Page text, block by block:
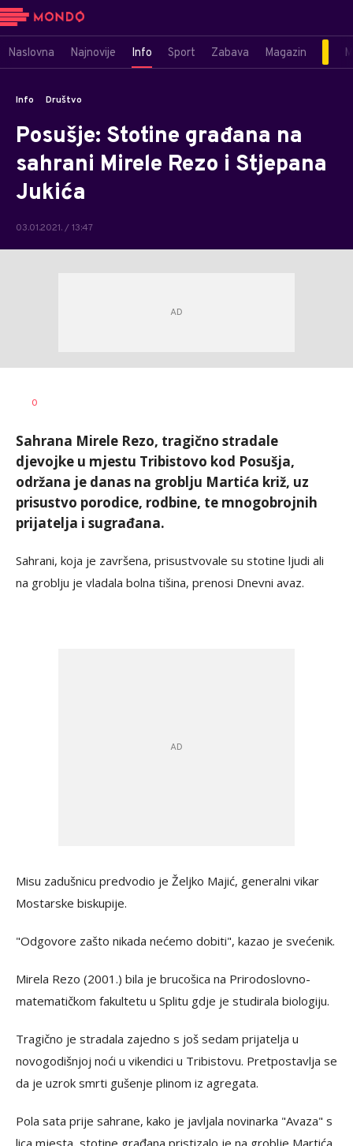
Naslovna Najnovije Info Sport Zabava Magazin
Info Društvo
Posušje: Stotine građana na
sahrani Mirele Rezo i Stjepana
Jukića
03.01.2021. / 13:47
AUTOR
0
Sahrana Mirele Rezo, tragično stradale
djevojke u mjestu Tribistovo kod Posušja,
održana je danas na groblju Martića križ, uz
prisustvo porodice, rodbine, te mnogobrojnih
prijatelja i sugrađana.
Sahrani, koja je završena, prisustvovale su stotine ljudi ali
na groblju je vladala bolna tišina, prenosi Dnevni avaz.
Misu zadušnicu predvodio je Željko Majić, generalni vikar
Mostarske biskupije.
"Odgovore zašto nikada nećemo dobiti", kazao je svećenik.
Mirela Rezo (2001.) bila je brucošica na Prirodoslovno-
matematičkom fakultetu u Splitu gdje je studirala biologiju.
Tragično je stradala zajedno s još sedam prijatelja u
novogodišnjoj noći u vikendici u Tribistovu. Pretpostavlja se
da je uzrok smrti gušenje plinom iz agregata.
Pola sata prije sahrane, kako je javljala novinarka "Avaza" s
lica mjesta, stotine građana pristizalo je na groblje Martića